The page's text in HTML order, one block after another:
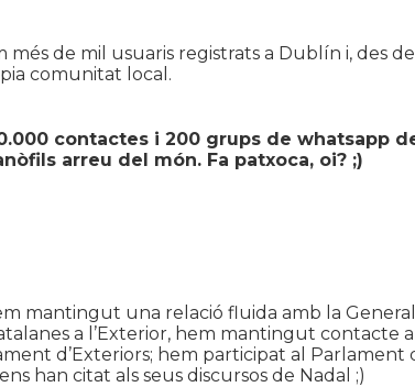
més de mil usuaris registrats a Dublín i, des
comunitat local.
contactes i 200 grups de whatsapp
arreu del món. Fa patxoca, oi? ;)
mantingut una relació fluida amb la
a l’Exterior, hem mantingut contacte
d’Exteriors; hem participat al
han citat als seus discursos de Nadal ;)